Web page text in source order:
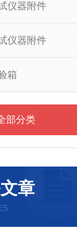
仪器附件
仪器附件
箱
部分类
章